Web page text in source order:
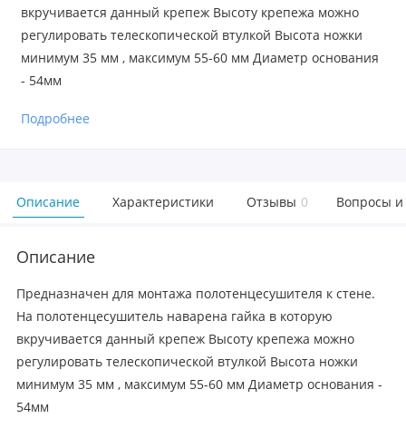
вкручивается данный крепеж Высоту крепежа можно
регулировать телескопической втулкой Высота ножки
минимум 35 мм , максимум 55-60 мм Диаметр основания
- 54мм
Подробнее
Описание Характеристики Отзывы 0 Вопросы и
Описание
Предназначен для монтажа полотенцесушителя к стене.
На полотенцесушитель наварена гайка в которую
вкручивается данный крепеж Высоту крепежа можно
регулировать телескопической втулкой Высота ножки
минимум 35 мм , максимум 55-60 мм Диаметр основания -
54мм